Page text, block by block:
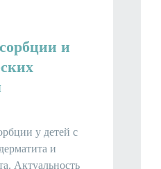
и
у детей с
и
Актуальность